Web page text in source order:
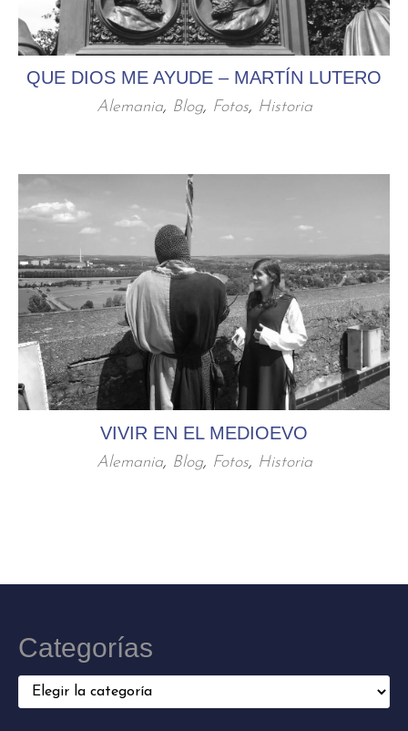
QUE DIOS ME AYUDE – MARTÍN LUTERO
Alemania, Blog, Fotos, Historia
VIVIR EN EL MEDIOEVO
Alemania, Blog, Fotos, Historia
Categorías
Categorías